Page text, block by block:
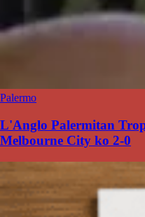
Palermo
L'Anglo Palermitan
Melbourne City ko 2-0